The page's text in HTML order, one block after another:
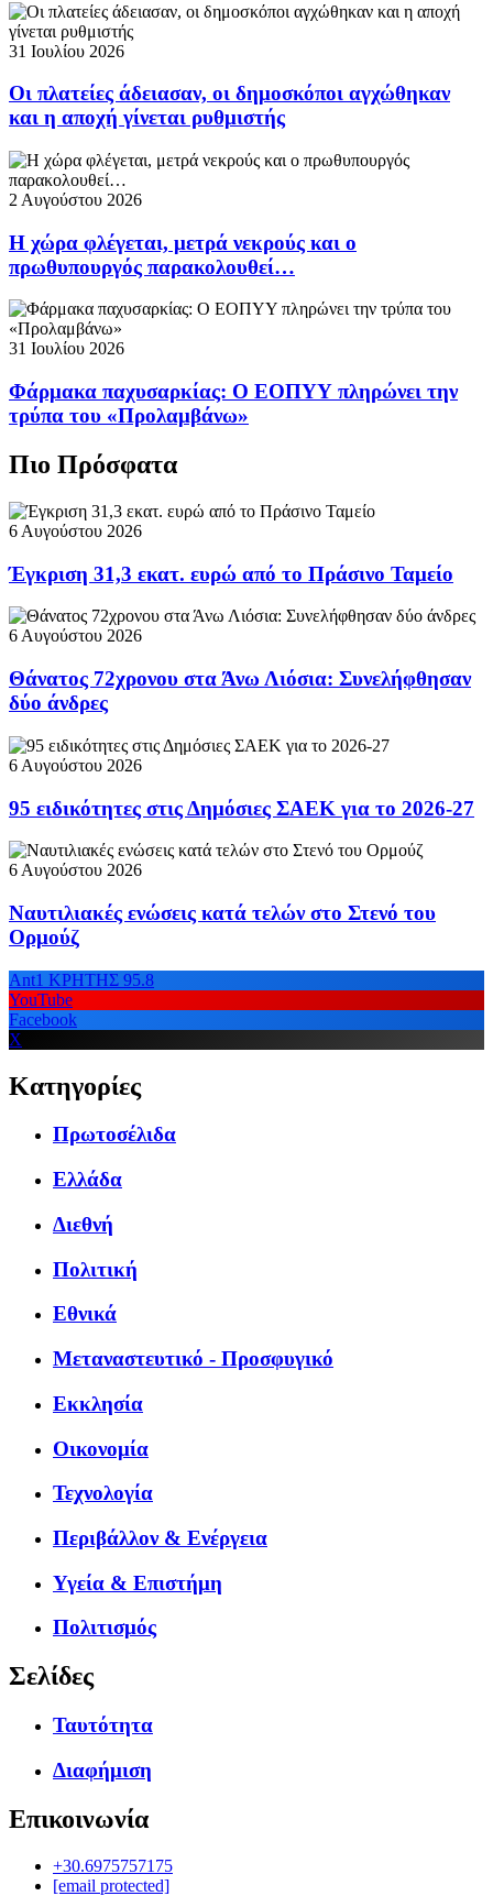
31 Ιουλίου 2026
Οι πλατείες άδειασαν, οι δημοσκόποι αγχώθηκαν
και η αποχή γίνεται ρυθμιστής
2 Αυγούστου 2026
Η χώρα φλέγεται, μετρά νεκρούς και ο
πρωθυπουργός παρακολουθεί…
31 Ιουλίου 2026
Φάρμακα παχυσαρκίας: Ο ΕΟΠΥΥ πληρώνει την
τρύπα του «Προλαμβάνω»
Πιο Πρόσφατα
6 Αυγούστου 2026
Έγκριση 31,3 εκατ. ευρώ από το Πράσινο Ταμείο
6 Αυγούστου 2026
Θάνατος 72χρονου στα Άνω Λιόσια: Συνελήφθησαν
δύο άνδρες
6 Αυγούστου 2026
95 ειδικότητες στις Δημόσιες ΣΑΕΚ για το 2026-27
6 Αυγούστου 2026
Ναυτιλιακές ενώσεις κατά τελών στο Στενό του
Ορμούζ
Ant1 ΚΡΗΤΗΣ 95.8
YouTube
Facebook
X
Κατηγορίες
Πρωτοσέλιδα
Ελλάδα
Διεθνή
Πολιτική
Εθνικά
Μεταναστευτικό - Προσφυγικό
Εκκλησία
Οικονομία
Τεχνολογία
Περιβάλλον & Ενέργεια
Υγεία & Επιστήμη
Πολιτισμός
Σελίδες
Ταυτότητα
Διαφήμιση
Επικοινωνία
+30.6975757175
[email protected]